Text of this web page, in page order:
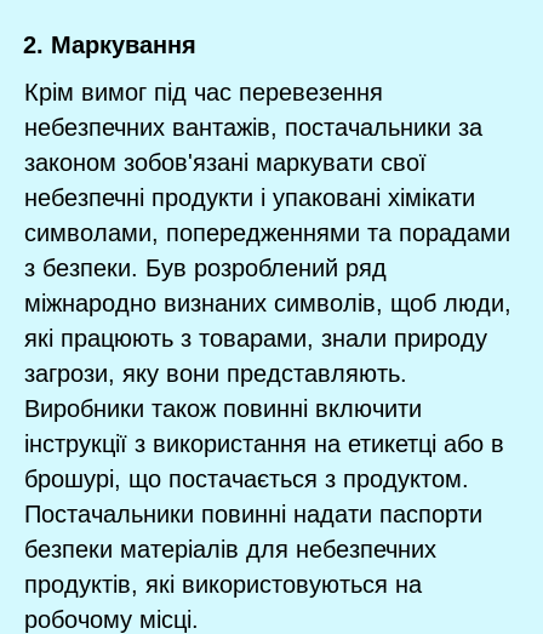
Маркування
Крім вимог під час перевезення
небезпечних вантажів, постачальники за
законом зобов'язані маркувати свої
небезпечні продукти і упаковані хімікати
символами, попередженнями та порадами
з безпеки. Був розроблений ряд
міжнародно визнаних символів, щоб люди,
які працюють з товарами, знали природу
загрози, яку вони представляють.
Виробники також повинні включити
інструкції з використання на етикетці або в
брошурі, що постачається з продуктом.
Постачальники повинні надати паспорти
безпеки матеріалів для небезпечних
продуктів, які використовуються на
робочому місці.